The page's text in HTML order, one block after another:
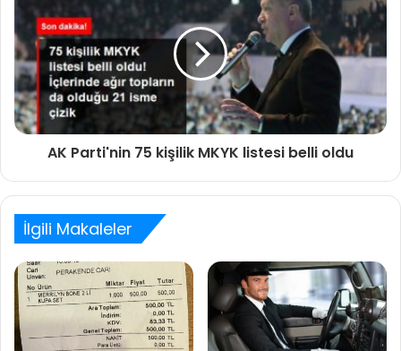
AK Parti'nin 75 kişilik MKYK listesi belli oldu
İlgili Makaleler